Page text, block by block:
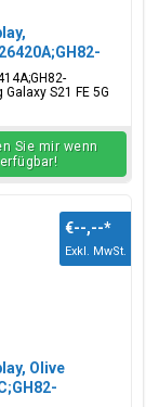
S21 FE 5G
Sie mir wenn
Olive
€--,--*
Exkl. MwSt.